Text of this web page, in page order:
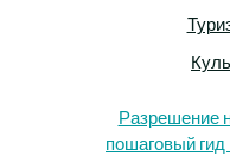
Разрешение
пошаговый